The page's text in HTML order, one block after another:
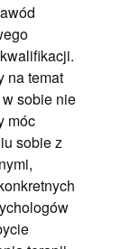
na temat
sobie nie
móc
sobie z